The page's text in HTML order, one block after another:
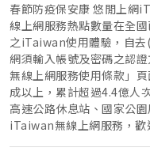
春節防疫保安康 悠閒上網
線上網服務熱點數量在全
之iTaiwan使用體驗，自
網須輸入帳號及密碼之認
無線上網服務使用條款」
成以上，累計超過4.4億人
高速公路休息站、國家公
iTaiwan無線上網服務，歡